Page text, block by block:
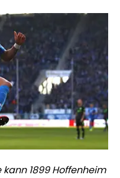
1899 Hoffenheim